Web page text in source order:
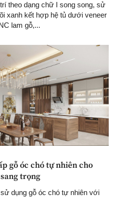
theo dạng chữ I song song, sử
xanh kết hợp hệ tủ dưới veneer
lam gỗ,...
gỗ óc chó tự nhiên cho
trọng
dụng gỗ óc chó tự nhiên với